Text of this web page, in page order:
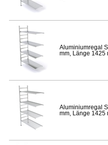
Aluminiumregal
mm, Länge 1425
Aluminiumregal
mm, Länge 1425